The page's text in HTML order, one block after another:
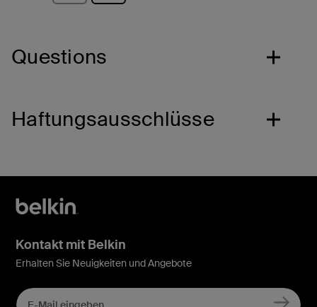
Questions
Haftungsausschlüsse
Kontakt mit Belkin
Erhalten Sie Neuigkeiten und Angebote